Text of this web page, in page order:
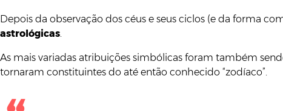
Depois da observação dos céus e seus ciclos (e da forma
astrológicas
As mais variadas atribuições simbólicas foram também
tornaram constituintes do até então conhecido “zodíaco”.